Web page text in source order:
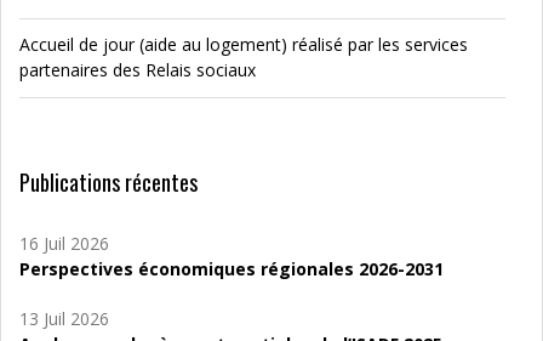
Accueil de jour (aide au logement) réalisé par les services
partenaires des Relais sociaux
Publications récentes
16 Juil 2026
Perspectives économiques régionales 2026-2031
13 Juil 2026